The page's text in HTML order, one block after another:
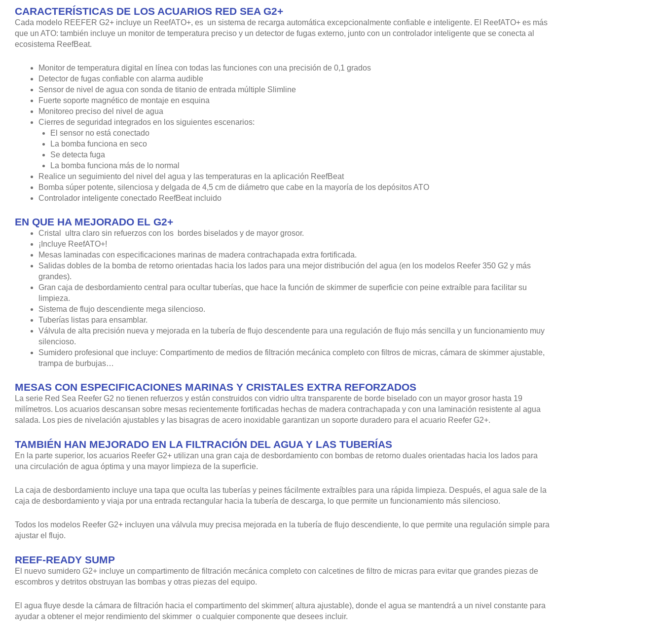
CARACTERÍSTICAS DE LOS ACUARIOS RED SEA G2+
Cada modelo REEFER G2+ incluye un ReefATO+, es un sistema de recarga automática excepcionalmente confiable e inteligente. El ReefATO+ es más
que un ATO: también incluye un monitor de temperatura preciso y un detector de fugas externo, junto con un controlador inteligente que se conecta al
ecosistema ReefBeat.
Monitor de temperatura digital en línea con todas las funciones con una precisión de 0,1 grados
Detector de fugas confiable con alarma audible
Sensor de nivel de agua con sonda de titanio de entrada múltiple Slimline
Fuerte soporte magnético de montaje en esquina
Monitoreo preciso del nivel de agua
Cierres de seguridad integrados en los siguientes escenarios:
El sensor no está conectado
La bomba funciona en seco
Se detecta fuga
La bomba funciona más de lo normal
Realice un seguimiento del nivel del agua y las temperaturas en la aplicación ReefBeat
Bomba súper potente, silenciosa y delgada de 4,5 cm de diámetro que cabe en la mayoría de los depósitos ATO
Controlador inteligente conectado ReefBeat incluido
EN QUE HA MEJORADO EL G2+
Cristal ultra claro sin refuerzos con los bordes biselados y de mayor grosor.
¡Incluye ReefATO+!
Mesas laminadas con especificaciones marinas de madera contrachapada extra fortificada.
Salidas dobles de la bomba de retorno orientadas hacia los lados para una mejor distribución del agua (en los modelos Reefer 350 G2 y más
grandes).
Gran caja de desbordamiento central para ocultar tuberías, que hace la función de skimmer de superficie con peine extraíble para facilitar su
limpieza.
Sistema de flujo descendiente mega silencioso.
Tuberías listas para ensamblar.
Válvula de alta precisión nueva y mejorada en la tubería de flujo descendente para una regulación de flujo más sencilla y un funcionamiento muy
silencioso.
Sumidero profesional que incluye: Compartimento de medios de filtración mecánica completo con filtros de micras, cámara de skimmer ajustable,
trampa de burbujas…
MESAS CON ESPECIFICACIONES MARINAS Y CRISTALES EXTRA REFORZADOS
La serie Red Sea Reefer G2 no tienen refuerzos y están construidos con vidrio ultra transparente de borde biselado con un mayor grosor hasta 19
milímetros. Los acuarios descansan sobre mesas recientemente fortificadas hechas de madera contrachapada y con una laminación resistente al agua
salada. Los pies de nivelación ajustables y las bisagras de acero inoxidable garantizan un soporte duradero para el acuario Reefer G2+.
TAMBIÉN HAN MEJORADO EN LA FILTRACIÓN DEL AGUA Y LAS TUBERÍAS
En la parte superior, los acuarios Reefer G2+ utilizan una gran caja de desbordamiento con bombas de retorno duales orientadas hacia los lados para
una circulación de agua óptima y una mayor limpieza de la superficie.
La caja de desbordamiento incluye una tapa que oculta las tuberías y peines fácilmente extraíbles para una rápida limpieza. Después, el agua sale de la
caja de desbordamiento y viaja por una entrada rectangular hacia la tubería de descarga, lo que permite un funcionamiento más silencioso.
Todos los modelos Reefer G2+ incluyen una válvula muy precisa mejorada en la tubería de flujo descendiente, lo que permite una regulación simple para
ajustar el flujo.
REEF-READY SUMP
El nuevo sumidero G2+ incluye un compartimento de filtración mecánica completo con calcetines de filtro de micras para evitar que grandes piezas de
escombros y detritos obstruyan las bombas y otras piezas del equipo.
El agua fluye desde la cámara de filtración hacia el compartimento del skimmer( altura ajustable), donde el agua se mantendrá a un nivel constante para
ayudar a obtener el mejor rendimiento del skimmer o cualquier componente que desees incluir.